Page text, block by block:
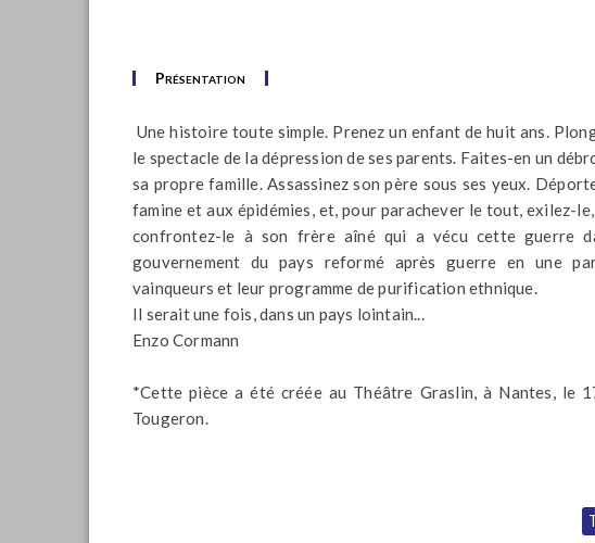
Présentation
Une histoire toute simple. Prenez un enfant de huit ans.
le spectacle de la dépression de ses parents. Faites-en un
sa propre famille. Assassinez son père sous ses yeux.
famine et aux épidémies, et, pour parachever le tout, exilez-
confrontez-le à son frère aîné qui a vécu cette guerre
gouvernement du pays reformé après guerre en une
vainqueurs et leur programme de purification ethnique.
Il serait une fois, dans un pays lointain...
Enzo Cormann
*Cette pièce a été créée au Théâtre Graslin, à Nantes, le
Tougeron.